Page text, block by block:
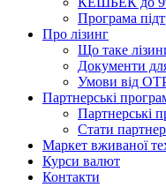
Програма
Про лізинг
Що таке
Документи
Умови від
Партнерські
Партнерські
Стати
Маркет вживаної
Курси валют
Контакти